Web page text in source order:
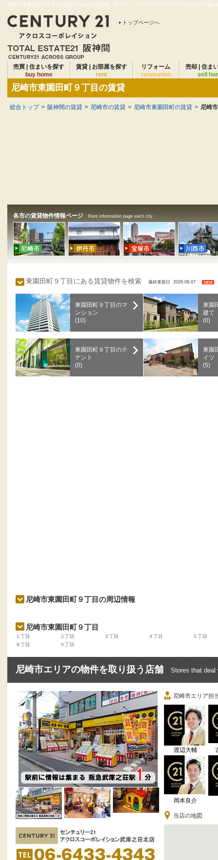
尼崎市東園田町９丁目の賃貸のための地域情報｜センチュリー21アクロスグループは仲介実績
トップページへ
売買 | 住まいを探す
buy home
賃貸 | お部屋を探す
rent
リフォーム
renovation
売却 | 住ま
sell
尼崎市東園田町９丁目の賃貸
総合トップ > 阪神間の賃貸 > 尼崎市の賃貸 > 尼崎市東園田町の賃貸 > 尼崎
各市の賃貸物件情報ページ Rent information page each city
東園田町９丁目にある賃貸物件を検索 最終更新日 2026.08.07
東園田町９丁目のマ
ンション
(10)
東園
建て
(0)
東園田町９丁目のテ
ナント
(0)
東園
イツ
(5)
尼崎市東園田町９丁目の周辺情報
尼崎市東園田町９丁目
１丁目 ２丁目 ３丁目 ４丁目
５丁目
８丁目
９丁目
尼崎市エリアの物件を取り扱う店舗 Stores that deal
尼崎市エリア担
渡辺大輔
岡本良介
当店の地図